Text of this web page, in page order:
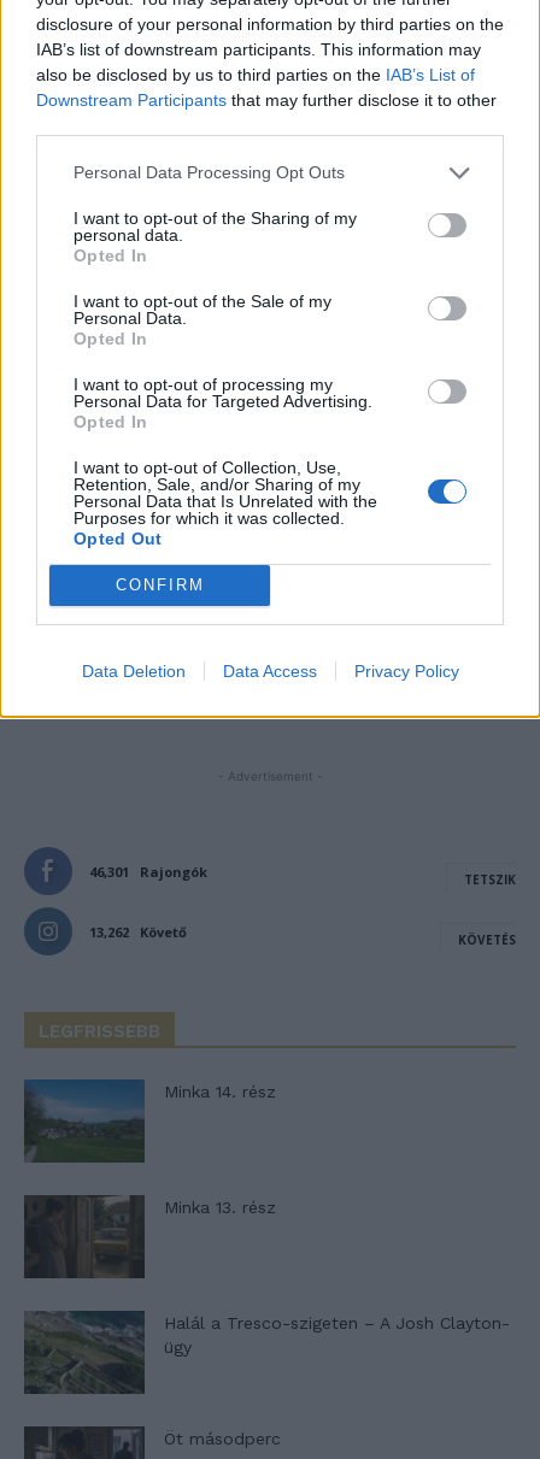
disclosure of your personal information by third parties on the
IAB’s list of downstream participants. This information may
also be disclosed by us to third parties on the IAB’s List of
Downstream Participants that may further disclose it to other
Personal Data Processing Opt Outs
I want to opt-out of the Sharing of my
personal data.
Opted In
I want to opt-out of the Sale of my
Personal Data.
Opted In
I want to opt-out of processing my
Personal Data for Targeted Advertising.
Opted In
I want to opt-out of Collection, Use,
Retention, Sale, and/or Sharing of my
Personal Data that Is Unrelated with the
Purposes for which it was collected.
Opted Out
CONFIRM
Data Deletion Data Access Privacy Policy
HOZZÁSZÓLOK A CIKKHEZ
Save my name, email, and website in this browser for the
next time I comment.
Notify me of follow-up comments by email.
Notify me of new posts by email.
- Advertisement -
46,301 Rajongók TETSZIK
13,262 Követő KÖVETÉS
LEGFRISSEBB
Minka 14. rész
Minka 13. rész
Halál a Tresco-szigeten – A Josh Clayton-
ügy
Öt másodperc